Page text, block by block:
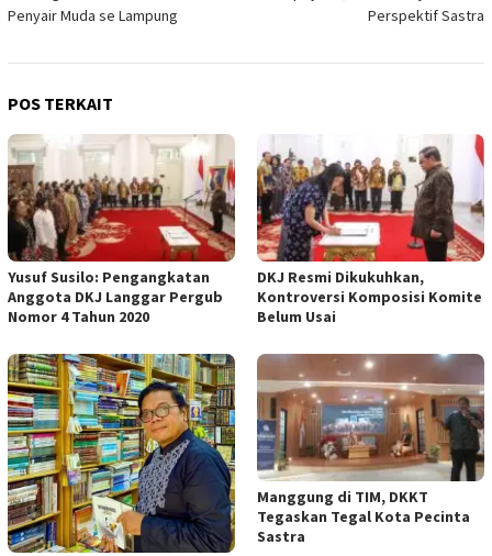
Penyair Muda se Lampung
Perspektif Sastra
POS TERKAIT
Yusuf Susilo: Pengangkatan
Anggota DKJ Langgar Pergub
Nomor 4 Tahun 2020
DKJ Resmi Dikukuhkan,
Kontroversi Komposisi Komite
Belum Usai
Manggung di TIM, DKKT
Tegaskan Tegal Kota Pecinta
Sastra